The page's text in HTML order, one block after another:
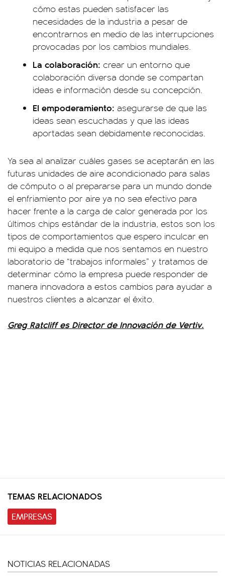
cómo estas pueden satisfacer las
necesidades de la industria a pesar de
encontrarnos en medio de las interrupciones
provocadas por los cambios mundiales.
La colaboración: crear un entorno que
colaboración diversa donde se compartan
ideas e información desde su concepción.
El empoderamiento: asegurarse de que las
ideas sean escuchadas y que las ideas
aportadas sean debidamente reconocidas.
Ya sea al analizar cuáles gases se aceptarán en las
futuras unidades de aire acondicionado para salas
de cómputo o al prepararse para un mundo donde
el enfriamiento por aire ya no sea efectivo para
hacer frente a la carga de calor generada por los
últimos chips estándar de la industria, estos son los
tipos de comportamientos que espero inculcar en
mi equipo a medida que nos sentamos en nuestro
laboratorio de “trabajos informales” y tratamos de
determinar cómo la empresa puede responder de
manera innovadora a estos cambios para ayudar a
nuestros clientes a alcanzar el éxito.
Greg Ratcliff es Director de Innovación de Vertiv.
TEMAS RELACIONADOS
EMPRESAS
NOTICIAS RELACIONADAS